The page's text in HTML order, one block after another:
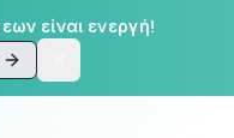
είναι ενεργή!